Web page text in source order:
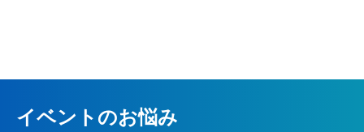
イベントのお悩み